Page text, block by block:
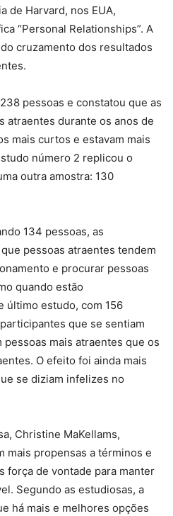
de Harvard, nos EUA,
“Personal Relationships”. A
cruzamento dos resultados
pessoas e constatou que as
atraentes durante os anos de
mais curtos e estavam mais
número 2 replicou o
outra amostra: 130
134 pessoas, as
pessoas atraentes tendem
e procurar pessoas
quando estão
último estudo, com 156
que se sentiam
mais atraentes que os
O efeito foi ainda mais
se diziam infelizes no
Christine MaKellams,
mais propensas a términos e
força de vontade para manter
Segundo as estudiosas, a
há mais e melhores opções